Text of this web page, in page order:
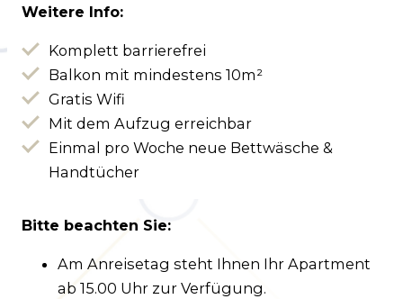
Weitere Info:
Komplett barrierefrei
Balkon mit mindestens 10m²
Gratis Wifi
Mit dem Aufzug erreichbar
Einmal pro Woche neue Bettwäsche &
Handtücher
Bitte beachten Sie:
Am Anreisetag steht Ihnen Ihr Apartment
ab 15.00 Uhr zur Verfügung.